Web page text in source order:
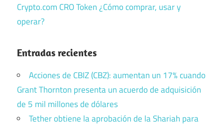
Crypto.com CRO Token ¿Cómo comprar, usar y
operar?
Entradas recientes
Acciones de CBIZ (CBZ): aumentan un 17% cuando
Grant Thornton presenta un acuerdo de adquisición
de 5 mil millones de dólares
Tether obtiene la aprobación de la Shariah para